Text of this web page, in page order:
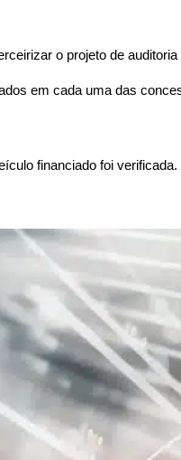
o projeto de
em cada uma das
financiado foi verificada.